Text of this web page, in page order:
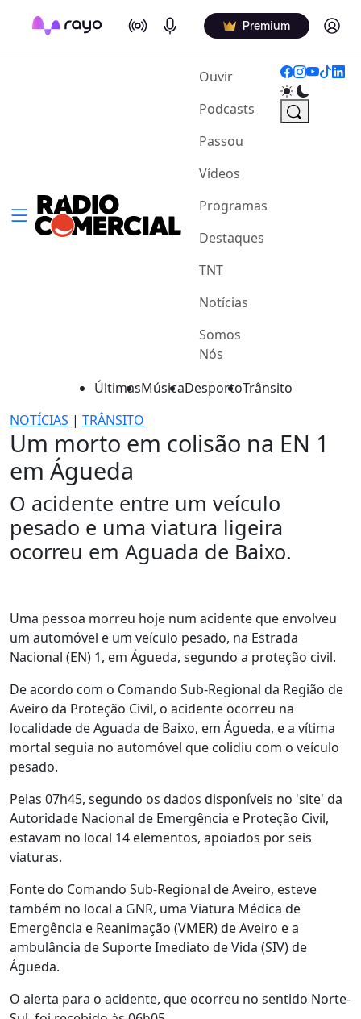
On Air Podcasts Premium Log in
Ouvir(current)
Podcasts
Passou
Vídeos
Programas
Destaques
TNT
Notícias
Somos
Nós
ÚltimasMúsicaDesportoTrânsito
NOTÍCIAS | TRÂNSITO
Um morto em colisão na EN 1
em Águeda
O acidente entre um veículo
pesado e uma viatura ligeira
ocorreu em Aguada de Baixo.
Uma pessoa morreu hoje num acidente que envolveu
um automóvel e um veículo pesado, na Estrada
Nacional (EN) 1, em Águeda, segundo a proteção civil.
De acordo com o Comando Sub-Regional da Região de
Aveiro da Proteção Civil, o acidente ocorreu na
localidade de Aguada de Baixo, em Águeda, e a vítima
mortal seguia no automóvel que colidiu com o veículo
pesado.
Pelas 07h45, segundo os dados disponíveis no 'site' da
Autoridade Nacional de Emergência e Proteção Civil,
estavam no local 14 elementos, apoiados por seis
viaturas.
Fonte do Comando Sub-Regional de Aveiro, esteve
também no local a GNR, uma Viatura Médica de
Emergência e Reanimação (VMER) de Aveiro e a
ambulância de Suporte Imediato de Vida (SIV) de
Águeda.
O alerta para o acidente, que ocorreu no sentido Norte-